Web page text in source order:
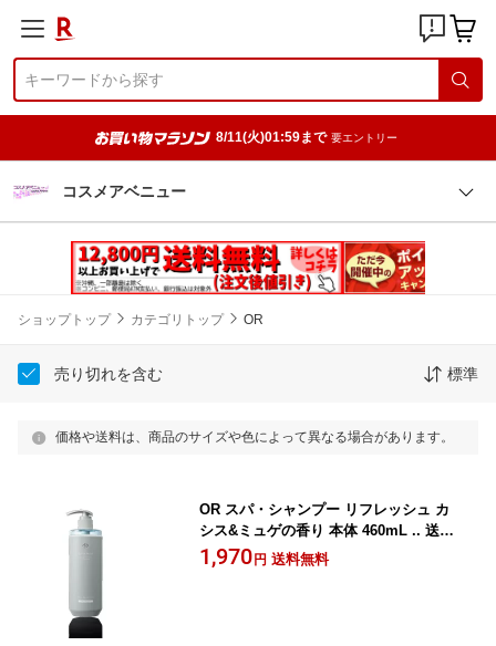
8/11(火)01:59まで 要エントリー
コスメアベニュー
ショップトップ カテゴリトップ OR
売り切れを含む 標準
価格や送料は、商品のサイズや色によって異なる場合があります。
OR スパ・シャンプー リフレッシュ カ
シス&ミュゲの香り 本体 460mL .. 送料
無料
1,970 円 送料無料